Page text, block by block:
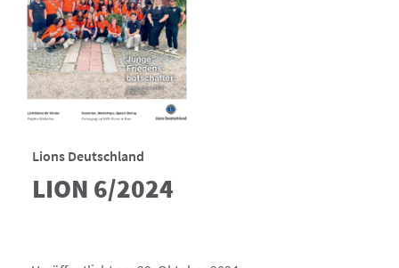
Lions Deutschland
LION 6/2024